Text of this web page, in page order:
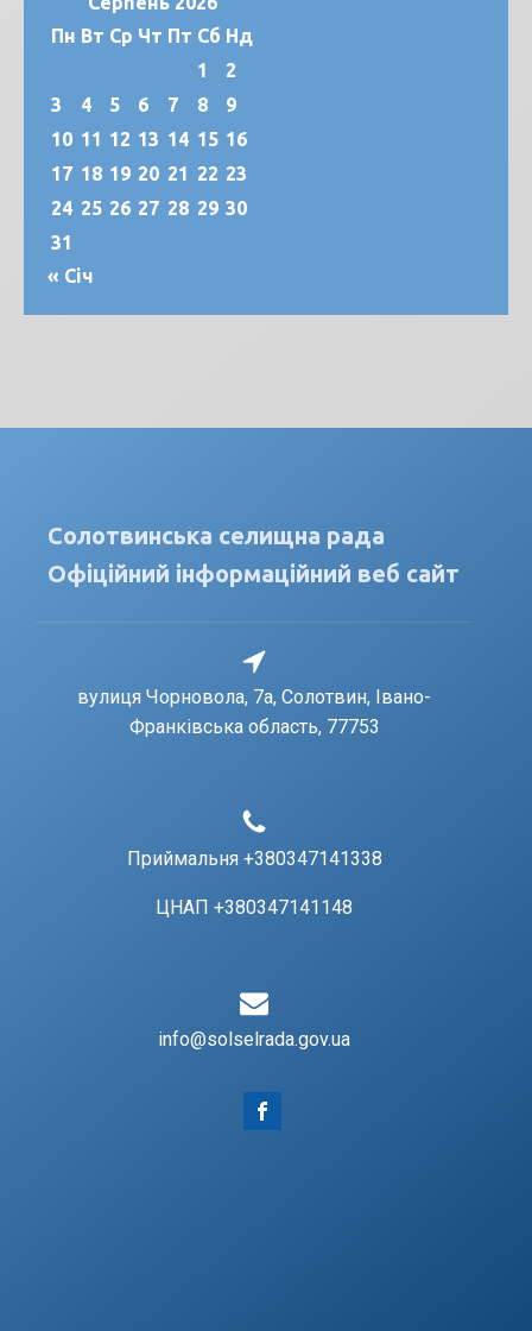
Пн Вт Ср Чт Пт Сб Нд
1
2
3
4 5 6 7 8
9
10 11 12 13 14 15 16
17 18 19 20 21 22 23
24 25 26 27 28 29 30
31
« Січ
Солотвинська селищна рада
Офіційний інформаційний веб сайт
вулиця Чорновола, 7a, Солотвин, Івано-
Франківська область, 77753
Приймальня +380347141338
ЦНАП +380347141148
info@solselrada.gov.ua